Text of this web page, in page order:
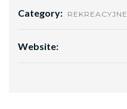
Category: REKREACYJNE
Website: